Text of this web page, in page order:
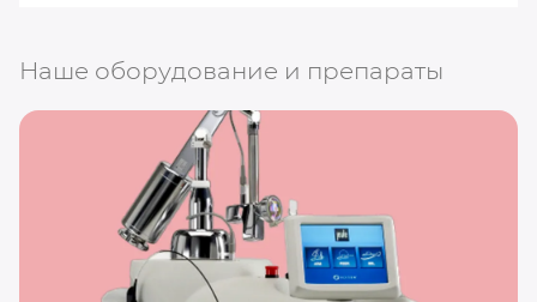
Наше оборудование и препараты